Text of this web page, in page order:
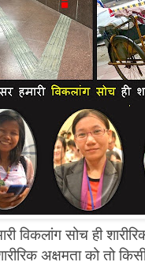
विकलांग सोच ही
अक्षमता को तो